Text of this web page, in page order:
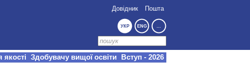
Довідник Пошта
УКР ENG ...
якості Здобувачу вищої освіти Вступ - 2026